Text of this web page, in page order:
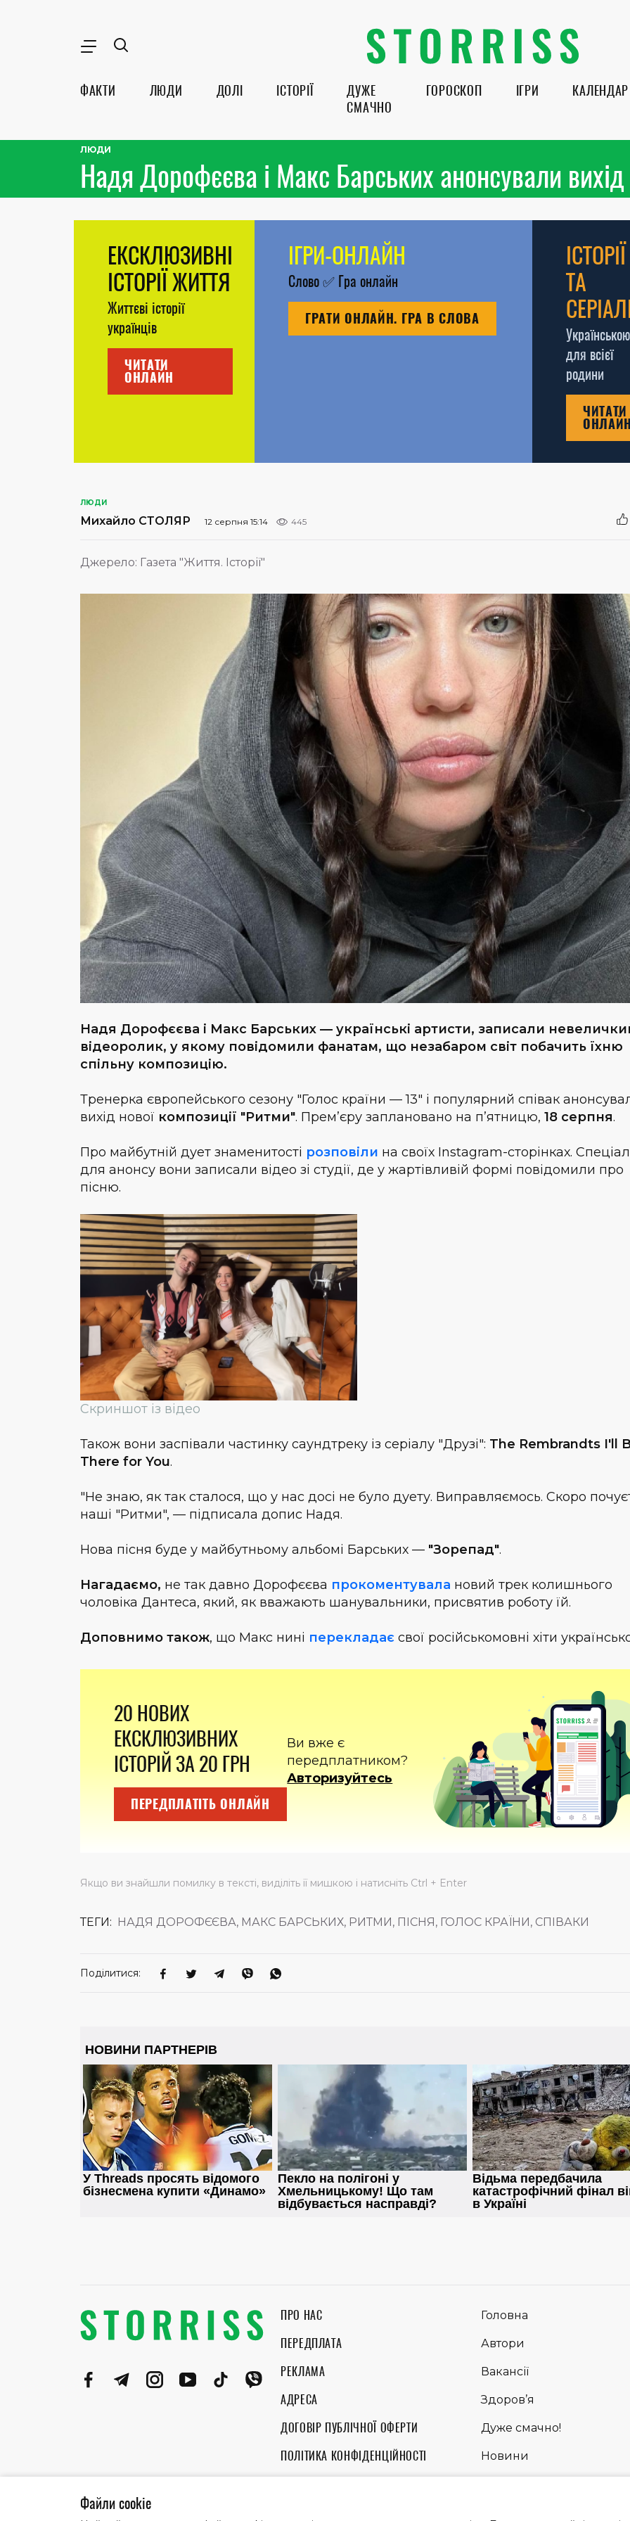
ФАКТИ ЛЮДИ ДОЛІ ІСТОРІЇ
ДУЖЕ
СМАЧНО
ГОРОСКОП ІГРИ КАЛЕНДАР
ЛЮДИ
Надя Дорофєєва і Макс Барських анонсували вихід
ЕКСКЛЮЗИВНІ
ІСТОРІЇ ЖИТТЯ
Життєві історії
українців
ЧИТАТИ
ОНЛАЙН
ІГРИ-ОНЛАЙН
Слово✅Гра онлайн
ГРАТИ ОНЛАЙН. ГРА В СЛОВА
ІСТОРІЇ
ТА
Українською
для всієї
родини
ЧИТАТИ
ЛЮДИ
Михайло СТОЛЯР 12 серпня 15:14 445
Джерело: Газета "Життя. Історії"
Надя Дорофєєва і Макс Барських — українські артисти, записали
відеоролик, у якому повідомили фанатам, що незабаром світ побачить їхню
спільну композицію.
Тренерка європейського сезону "Голос країни — 13" і популярний співак
вихід нової композиції "Ритми". Прем’єру заплановано на п’ятницю, 18 серпня.
Про майбутній дует знаменитості розповіли на своїх Instagram-сторінках.
для анонсу вони записали відео зі студії, де у жартівливій формі повідомили про
пісню.
Скриншот із відео
Також вони заспівали частинку саундтреку із серіалу "Друзі": The Rembrandts I'll
There for You.
"Не знаю, як так сталося, що у нас досі не було дуету. Виправляємось. Скоро
наші "Ритми", — підписала допис Надя.
Нова пісня буде у майбутньому альбомі Барських — "Зорепад".
Нагадаємо, не так давно Дорофєєва прокоментувала новий трек колишнього
чоловіка Дантеса, який, як вважають шанувальники, присвятив роботу їй.
Доповнимо також, що Макс нині перекладає свої російськомовні хіти
20 НОВИХ
ЕКСКЛЮЗИВНИХ
ІСТОРІЙ ЗА 20 ГРН
ПЕРЕДПЛАТІТЬ ОНЛАЙН
Ви вже є
передплатником?
Авторизуйтесь
Якщо ви знайшли помилку в тексті, виділіть її мишкою і натисніть Ctrl + Enter
ТЕГИ: НАДЯ ДОРОФЄЄВА, МАКС БАРСЬКИХ, РИТМИ, ПІСНЯ, ГОЛОС КРАЇНИ, СПІВАКИ
Поділитися:
ПРО НАС
ПЕРЕДПЛАТА
РЕКЛАМА
АДРЕСА
ДОГОВІР ПУБЛІЧНОЇ ОФЕРТИ
ПОЛІТИКА КОНФІДЕНЦІЙНОСТІ
Головна
Автори
Вакансії
Здоров’я
Дуже смачно!
Новини
Файли cookie